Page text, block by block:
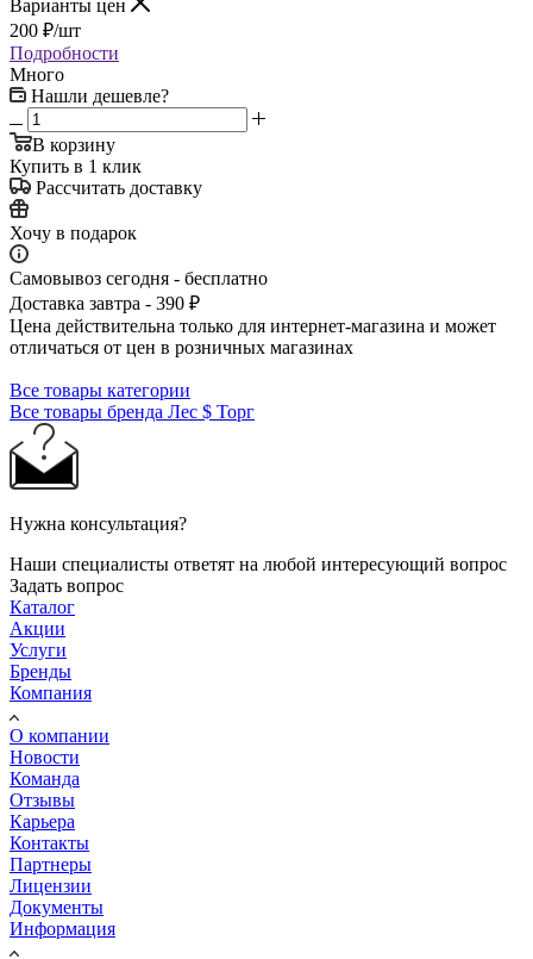
Варианты цен
200 ₽/шт
Подробности
Много
Нашли дешевле?
В корзину
Купить в 1 клик
Рассчитать доставку
Хочу в подарок
Самовывоз сегодня - бесплатно
Доставка завтра - 390 ₽
Цена действительна только для интернет-магазина и может
отличаться от цен в розничных магазинах
Все товары категории
Все товары бренда Лес $ Торг
Нужна консультация?
Наши специалисты ответят на любой интересующий вопрос
Задать вопрос
Каталог
Акции
Услуги
Бренды
Компания
О компании
Новости
Команда
Отзывы
Карьера
Контакты
Партнеры
Лицензии
Документы
Информация